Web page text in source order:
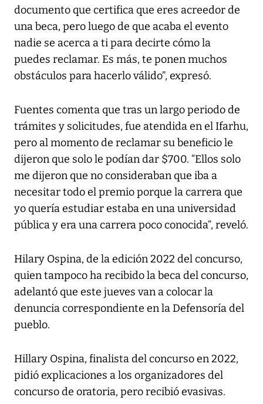
documento que certifica que eres acreedor de
una beca, pero luego de que acaba el evento
nadie se acerca a ti para decirte cómo la
puedes reclamar. Es más, te ponen muchos
obstáculos para hacerlo válido”, expresó.
Fuentes comenta que tras un largo periodo de
trámites y solicitudes, fue atendida en el Ifarhu,
pero al momento de reclamar su beneficio le
dijeron que solo le podían dar $700. “Ellos solo
me dijeron que no consideraban que iba a
necesitar todo el premio porque la carrera que
yo quería estudiar estaba en una universidad
pública y era una carrera poco conocida”, reveló.
Hilary Ospina, de la edición 2022 del concurso,
quien tampoco ha recibido la beca del concurso,
adelantó que este jueves van a colocar la
denuncia correspondiente en la Defensoría del
pueblo.
Hillary Ospina, finalista del concurso en 2022,
pidió explicaciones a los organizadores del
concurso de oratoria, pero recibió evasivas.